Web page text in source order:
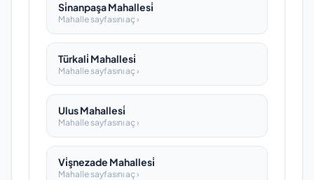
Si̇nanpaşa Mahallesi̇
Mahalle sayfasını aç ›
Türkali̇ Mahallesi̇
Mahalle sayfasını aç ›
Ulus Mahallesi̇
Mahalle sayfasını aç ›
Vi̇şnezade Mahallesi̇
Mahalle sayfasını aç ›